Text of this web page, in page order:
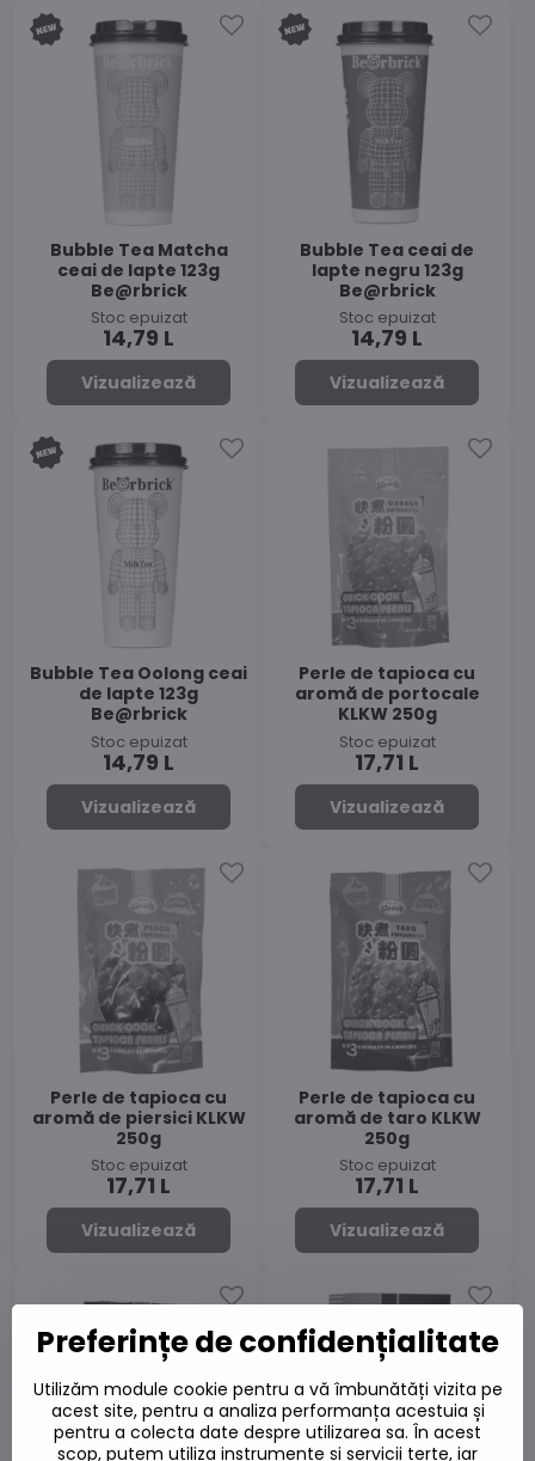
Bubble Tea Matcha
ceai de lapte 123g
Be@rbrick
Stoc epuizat
14,79 L
Vizualizează
Bubble Tea ceai de
lapte negru 123g
Be@rbrick
Stoc epuizat
14,79 L
Vizualizează
Bubble Tea Oolong ceai
de lapte 123g
Be@rbrick
Stoc epuizat
14,79 L
Vizualizează
Perle de tapioca cu
aromă de portocale
KLKW 250g
Stoc epuizat
17,71 L
Vizualizează
Perle de tapioca cu
aromă de piersici KLKW
250g
Stoc epuizat
17,71 L
Vizualizează
Perle de tapioca cu
aromă de taro KLKW
250g
Stoc epuizat
17,71 L
Vizualizează
Preferințe de confidențialitate
Utilizăm module cookie pentru a vă îmbunătăți vizita pe
acest site, pentru a analiza performanța acestuia și
pentru a colecta date despre utilizarea sa. În acest
scop, putem utiliza instrumente și servicii terțe, iar